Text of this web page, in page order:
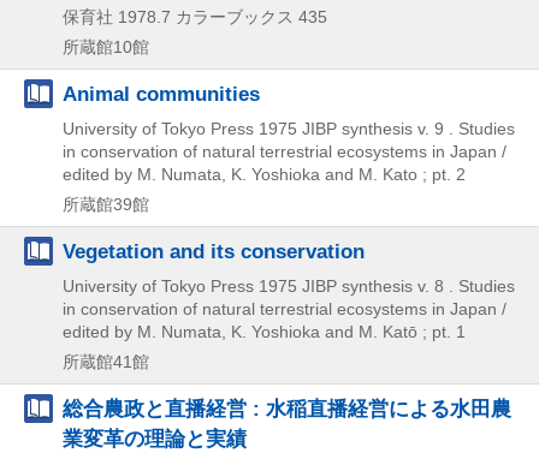
保育社 1978.7 カラーブックス 435
所蔵館10館
Animal communities
University of Tokyo Press 1975 JIBP synthesis v. 9 . Studies
in conservation of natural terrestrial ecosystems in Japan /
edited by M. Numata,
K. Yoshioka and M. Kato ; pt. 2
所蔵館39館
Vegetation and its conservation
University of Tokyo Press 1975 JIBP synthesis v. 8 . Studies
in conservation of natural terrestrial ecosystems in Japan /
edited by M. Numata,
K. Yoshioka and M. Katō ; pt. 1
所蔵館41館
総合農政と直播経営 : 水稲直播経営による水田農
業変革の理論と実績